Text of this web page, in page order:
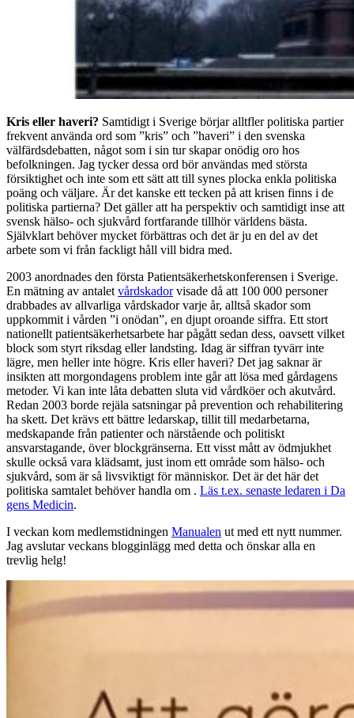
Kris eller haveri? Samtidigt i Sverige börjar alltfler politiska partier
frekvent använda ord som ”kris” och ”haveri” i den svenska
välfärdsdebatten, något som i sin tur skapar onödig oro hos
befolkningen. Jag tycker dessa ord bör användas med största
försiktighet och inte som ett sätt att till synes plocka enkla politiska
poäng och väljare. Är det kanske ett tecken på att krisen finns i de
politiska partierna? Det gäller att ha perspektiv och samtidigt inse att
svensk hälso- och sjukvård fortfarande tillhör världens bästa.
Självklart behöver mycket förbättras och det är ju en del av det
arbete som vi från fackligt håll vill bidra med.
2003 anordnades den första Patientsäkerhetskonferensen i Sverige.
En mätning av antalet vårdskadorvisade då att 100 000 personer
drabbades av allvarliga vårdskador varje år, alltså skador som
uppkommit i vården ”i onödan”, en djupt oroande siffra. Ett stort
nationellt patientsäkerhetsarbete har pågått sedan dess, oavsett vilket
block som styrt riksdag eller landsting. Idag är siffran tyvärr inte
lägre, men heller inte högre. Kris eller haveri? Det jag saknar är
insikten att morgondagens problem inte går att lösa med gårdagens
metoder. Vi kan inte låta debatten sluta vid vårdköer och akutvård.
Redan 2003 borde rejäla satsningar på prevention och rehabilitering
ha skett. Det krävs ett bättre ledarskap, tillit till medarbetarna,
medskapande från patienter och närstående och politiskt
ansvarstagande, över blockgränserna. Ett visst mått av ödmjukhet
skulle också vara klädsamt, just inom ett område som hälso- och
sjukvård, som är så livsviktigt för människor. Det är det här det
politiska samtalet behöver handla om . Läs t.ex. senaste ledaren i Da
gens Medicin.
I veckan kom medlemstidningen Manualen ut med ett nytt nummer.
Jag avslutar veckans blogginlägg med detta och önskar alla en
trevlig helg!